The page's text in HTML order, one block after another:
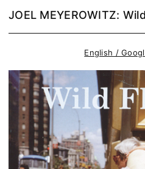
JOEL MEYEROWITZ:
English /